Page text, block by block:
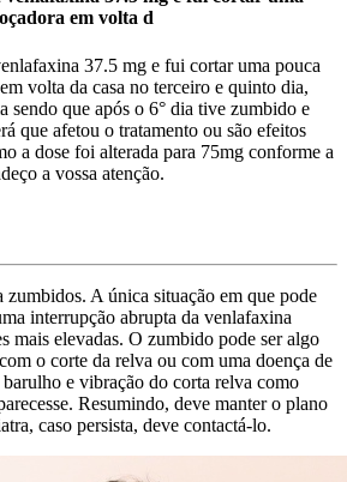
em volta d
37.5 mg e fui cortar uma pouca
volta da casa no terceiro e quinto dia,
sendo que após o 6° dia tive zumbido e
que afetou o tratamento ou são efeitos
a dose foi alterada para 75mg conforme a
a vossa atenção.
zumbidos. A única situação em que pode
interrupção abrupta da venlafaxina
mais elevadas. O zumbido pode ser algo
o corte da relva ou com uma doença de
e vibração do corta relva como
Resumindo, deve manter o plano
caso persista, deve contactá-lo.